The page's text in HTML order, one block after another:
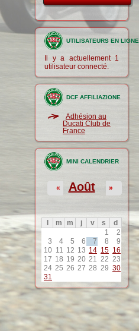
UTILISATEURS EN LIGNE
Il y a actuellement 1
utilisateur connecté.
DCF AFFILIAZIONE
Adhésion au
Ducati Club de
France
MINI CALENDRIER
Août
« »
m m j v s
d
1
2
3
4 5 6 7 8
9
10 11 12 13 14 15 16
17 18 19 20 21 22 23
24 25 26 27 28 29 30
31